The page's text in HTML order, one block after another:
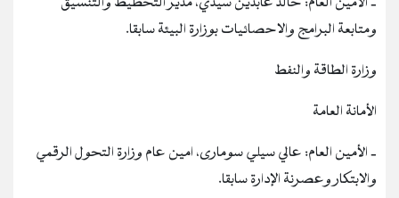
ومتابعة البرامج والاحصائيات بوزارة البيئة سابقا.
وزارة الطاقة والنفط
الأمانة العامة
‐ الأمين العام: عالي سيلي سومارى، امين عام وزارة التحول الرقمي
والابتكار وعصرنة الإدارة سابقا.